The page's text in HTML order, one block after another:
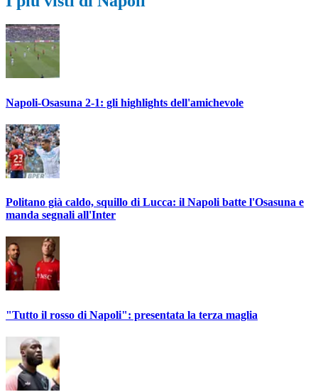
Napoli-Osasuna 2-1: gli highlights dell'amichevole
Politano già caldo, squillo di Lucca: il Napoli batte l'Osasuna e
manda segnali all'Inter
"Tutto il rosso di Napoli": presentata la terza maglia